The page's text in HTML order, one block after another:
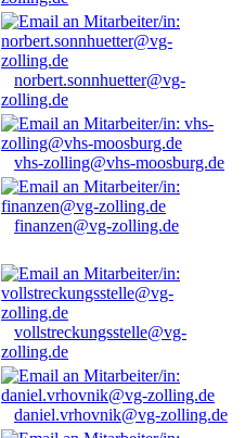
norbert.sonnhuetter@vg-
zolling.de
vhs-zolling@vhs-moosburg.de
finanzen@vg-zolling.de
vollstreckungsstelle@vg-
zolling.de
daniel.vrhovnik@vg-zolling.de